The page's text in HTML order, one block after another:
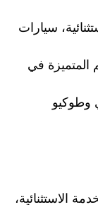
سيارات
المتميزة في
وطوكيو
الاستثنائية،